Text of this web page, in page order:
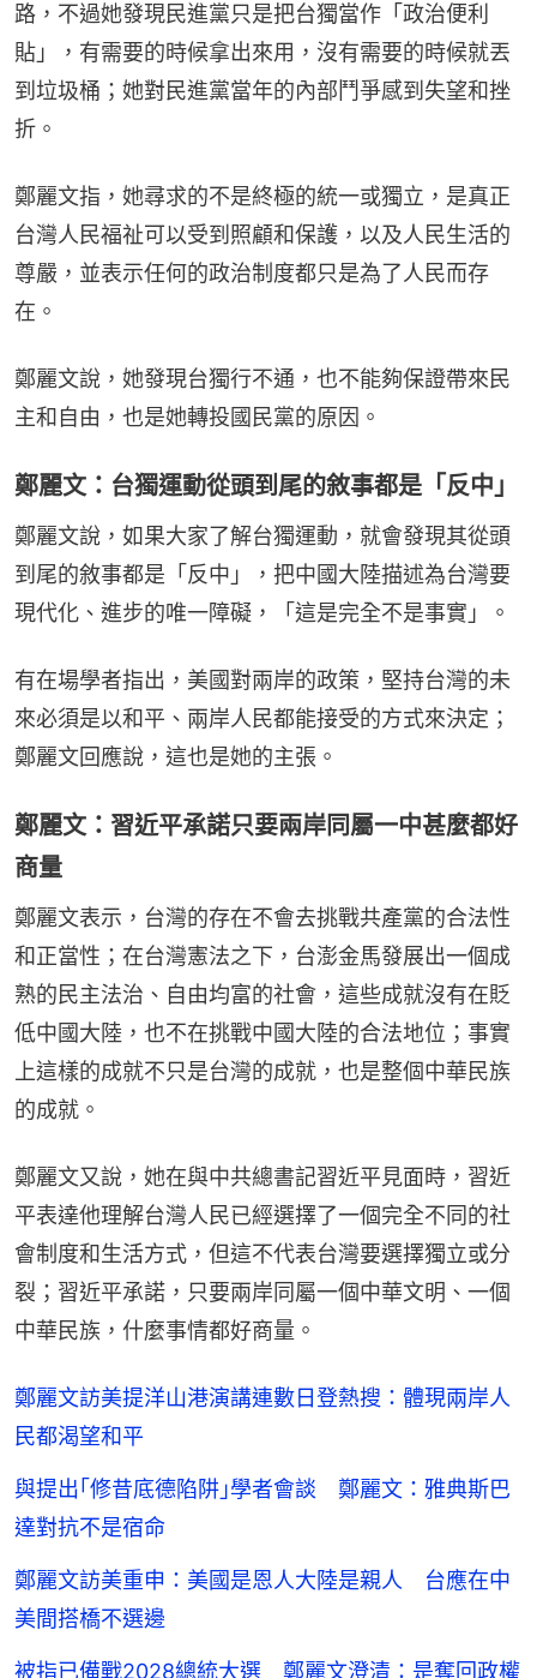
路，不過她發現民進黨只是把台獨當作「政治便利
貼」，有需要的時候拿出來用，沒有需要的時候就丟
到垃圾桶；她對民進黨當年的內部鬥爭感到失望和挫
折。
鄭麗文指，她尋求的不是終極的統一或獨立，是真正
台灣人民福祉可以受到照顧和保護，以及人民生活的
尊嚴，並表示任何的政治制度都只是為了人民而存
在。
鄭麗文說，她發現台獨行不通，也不能夠保證帶來民
主和自由，也是她轉投國民黨的原因。
鄭麗文：台獨運動從頭到尾的敘事都是「反中」
鄭麗文說，如果大家了解台獨運動，就會發現其從頭
到尾的敘事都是「反中」，把中國大陸描述為台灣要
現代化、進步的唯一障礙，「這是完全不是事實」。
有在場學者指出，美國對兩岸的政策，堅持台灣的未
來必須是以和平、兩岸人民都能接受的方式來決定；
鄭麗文回應說，這也是她的主張。
鄭麗文：習近平承諾只要兩岸同屬一中甚麼都好
商量
鄭麗文表示，台灣的存在不會去挑戰共產黨的合法性
和正當性；在台灣憲法之下，台澎金馬發展出一個成
熟的民主法治、自由均富的社會，這些成就沒有在貶
低中國大陸，也不在挑戰中國大陸的合法地位；事實
上這樣的成就不只是台灣的成就，也是整個中華民族
的成就。
鄭麗文又說，她在與中共總書記習近平見面時，習近
平表達他理解台灣人民已經選擇了一個完全不同的社
會制度和生活方式，但這不代表台灣要選擇獨立或分
裂；習近平承諾，只要兩岸同屬一個中華文明、一個
中華民族，什麼事情都好商量。
鄭麗文訪美提洋山港演講連數日登熱搜：體現兩岸人
民都渴望和平
與提出｢修昔底德陷阱｣學者會談 鄭麗文：雅典斯巴
達對抗不是宿命
鄭麗文訪美重申：美國是恩人大陸是親人 台應在中
美間搭橋不選邊
被指已備戰2028總統大選 鄭麗文澄清：是奪回政權